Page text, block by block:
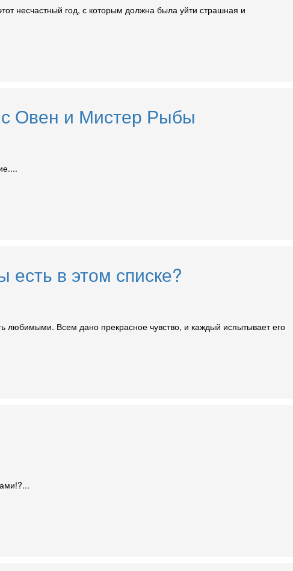
несчастный год, с которым должна была уйти страшная и
Овен и Мистер Рыбы
в этом списке?
любимыми. Всем дано прекрасное чувство, и каждый испытывает его